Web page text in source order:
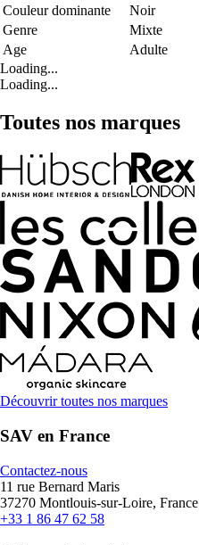
Couleur dominante
Noir
Genre
Mixte
Age
Adulte
Loading...
Loading...
Toutes nos marques
Découvrir toutes nos marques
SAV en France
Contactez-nous
11 rue Bernard Maris
37270 Montlouis-sur-Loire, France
+33 1 86 47 62 58